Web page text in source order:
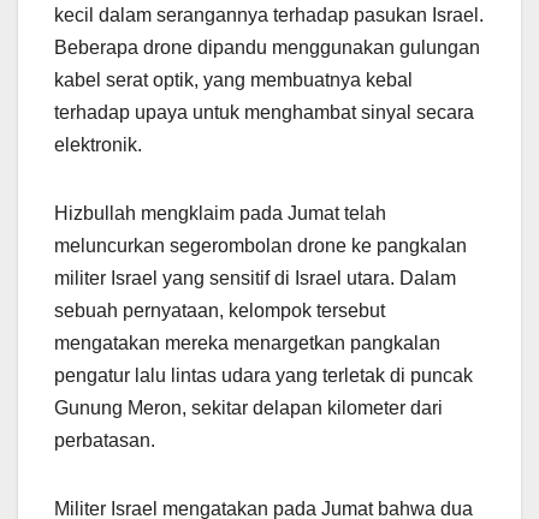
kecil dalam serangannya terhadap pasukan Israel.
Beberapa drone dipandu menggunakan gulungan
kabel serat optik, yang membuatnya kebal
terhadap upaya untuk menghambat sinyal secara
elektronik.
Hizbullah mengklaim pada Jumat telah
meluncurkan segerombolan drone ke pangkalan
militer Israel yang sensitif di Israel utara. Dalam
sebuah pernyataan, kelompok tersebut
mengatakan mereka menargetkan pangkalan
pengatur lalu lintas udara yang terletak di puncak
Gunung Meron, sekitar delapan kilometer dari
perbatasan.
Militer Israel mengatakan pada Jumat bahwa dua